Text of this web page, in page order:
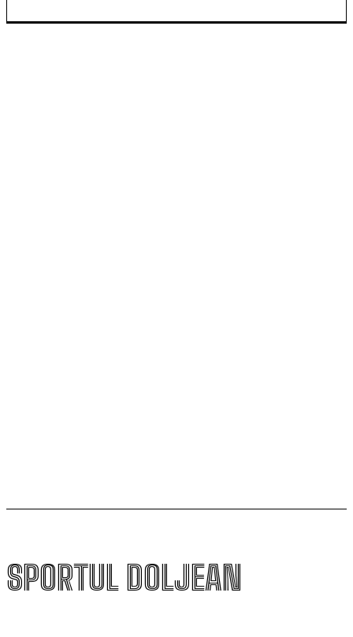
SPORTUL DOLJEAN